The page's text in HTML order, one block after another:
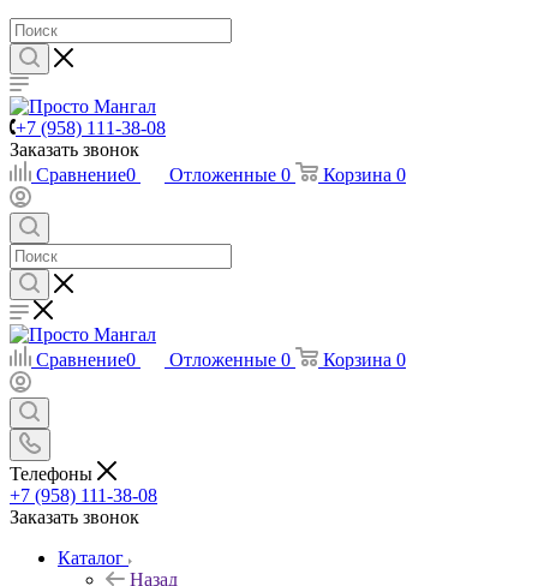
+7 (958) 111-38-08
Заказать звонок
Сравнение0 Отложенные 0 Корзина 0
Сравнение0 Отложенные 0 Корзина 0
Телефоны
+7 (958) 111-38-08
Заказать звонок
Каталог
Назад